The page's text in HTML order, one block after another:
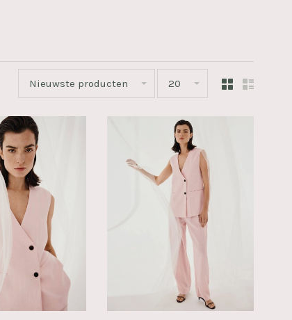
Nieuwste producten 20